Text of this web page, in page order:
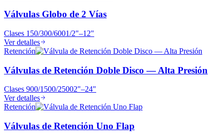
Válvulas Globo de 2 Vías
Clases 150/300/6001/2"–12"
Ver detalles
Retención
Válvulas de Retención Doble Disco — Alta Presión
Clases 900/1500/25002"–24"
Ver detalles
Retención
Válvulas de Retención Uno Flap